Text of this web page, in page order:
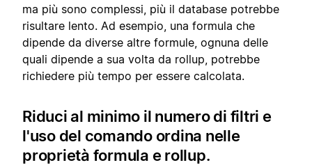
ma più sono complessi, più il database potrebbe
risultare lento. Ad esempio, una formula che
dipende da diverse altre formule, ognuna delle
quali dipende a sua volta da rollup, potrebbe
richiedere più tempo per essere calcolata.
Riduci al minimo il numero di filtri e
l'uso del comando ordina nelle
proprietà formula e rollup.